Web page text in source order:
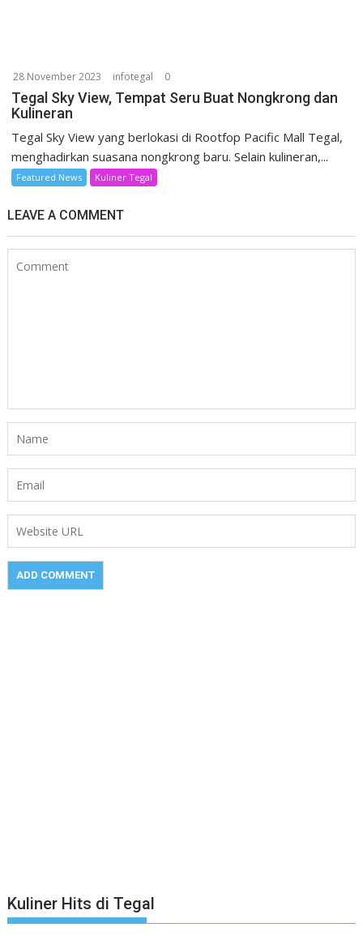
28 November 2023 infotegal 0
Tegal Sky View, Tempat Seru Buat Nongkrong dan
Kulineran
Tegal Sky View yang berlokasi di Rootfop Pacific Mall Tegal,
menghadirkan suasana nongkrong baru. Selain kulineran,...
Featured News Kuliner Tegal
LEAVE A COMMENT
Kuliner Hits di Tegal